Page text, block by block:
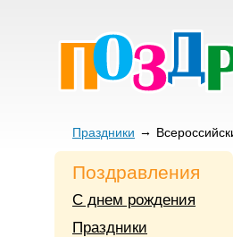
Праздники
Поздравления
С днем рождения
Праздники